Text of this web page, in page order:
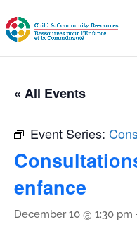
« All Events
Event Series:
enfance
December 10 @ 1:30 pm